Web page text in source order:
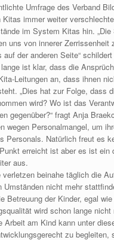
Umfrage des Verband
Kitas immer weiter
im System Kitas hin.
uns von innerer
auf der anderen Seite“
ist klar, dass die
Leitungen an, dass ihnen
„Dies hat zur Folge,
wird? Wo ist das
gegenüber?“ fragt Anja
wegen Personalmangel, um
Personals. Natürlich freut es
erreicht ist aber es ist
aus.
beinahe täglich die
Umständen nicht mehr
Betreuung der Kinder, egal
wird schon lange
Arbeit am Kind kann unter
zu